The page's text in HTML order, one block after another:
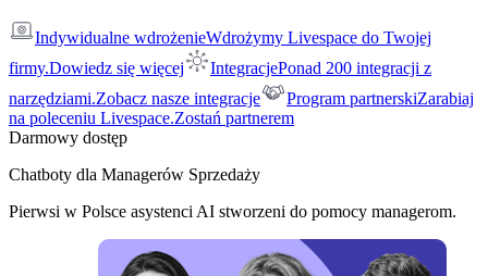
Indywidualne wdrożenieWdrożymy Livespace do Twojej
firmy.Dowiedz się więcej IntegracjePonad 200 integracji z
narzędziami.Zobacz nasze integracje Program partnerskiZarabiaj
na poleceniu Livespace.Zostań partnerem
Darmowy dostęp
Chatboty dla Managerów Sprzedaży
Pierwsi w Polsce asystenci AI stworzeni do pomocy managerom.